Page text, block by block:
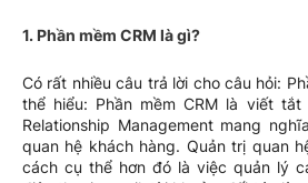
1. Phần mềm CRM là gì?
Có rất nhiều câu trả lời cho câu hỏi:
thể hiểu: Phần mềm CRM là viết
Relationship Management mang
quan hệ khách hàng. Quản trị quan
cách cụ thể hơn đó là việc quản lý